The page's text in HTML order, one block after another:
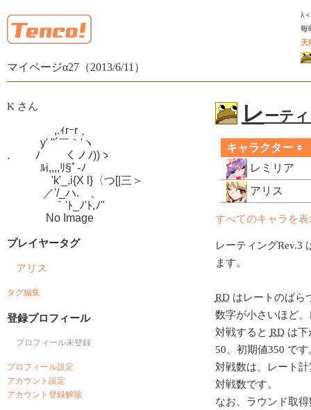
マイページα27（2013/6/11）
λ
毎
天
レ ーテ
キャラクター
レミリア
アリス
すべてのキャラを表
レーティングRev.3
ます。
RDはレートのばら
数字が小さいほど
対戦すると RDは下
50、初期値350 です
対戦数は、レート
対戦数です。
なお、ラウンド取
K さん
,.ｨrｰr 、
y' "´￣｀'ヽ
.　　 ﾉ　　 くノﾉ))ゝ
ﾙi,,,,ﾘ§ﾟ-ﾉ
'k'_,i{X l}〈つ[|三＞
／'/_ハ.ゝ、
｀'ﾄ_ﾉ'ﾄ,ﾉ"
No Image
プレイヤータグ
アリス
タグ編集
登録プロフィール
プロフィール未登録
プロフィール設定
アカウント設定
アカウント登録解除